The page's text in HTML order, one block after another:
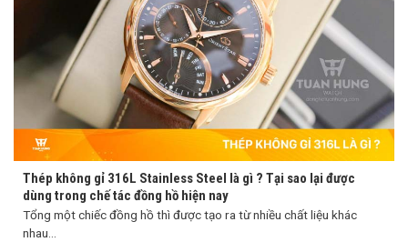
Thép không gỉ 316L Stainless Steel là gì ? Tại sao lại được
dùng trong chế tác đồng hồ hiện nay
Tổng một chiếc đồng hồ thì được tạo ra từ nhiều chất liệu khác
nhau...